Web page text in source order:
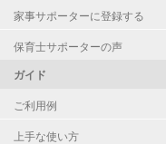
家事サポーターに登録する
保育士サポーターの声
ガイド
ご利用例
上手な使い方